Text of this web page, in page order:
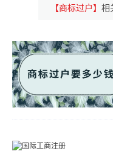
【商标过户】 相